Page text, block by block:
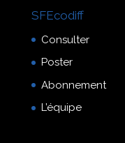
SFEcodiff
Consulter
Poster
Abonnement
L’équipe